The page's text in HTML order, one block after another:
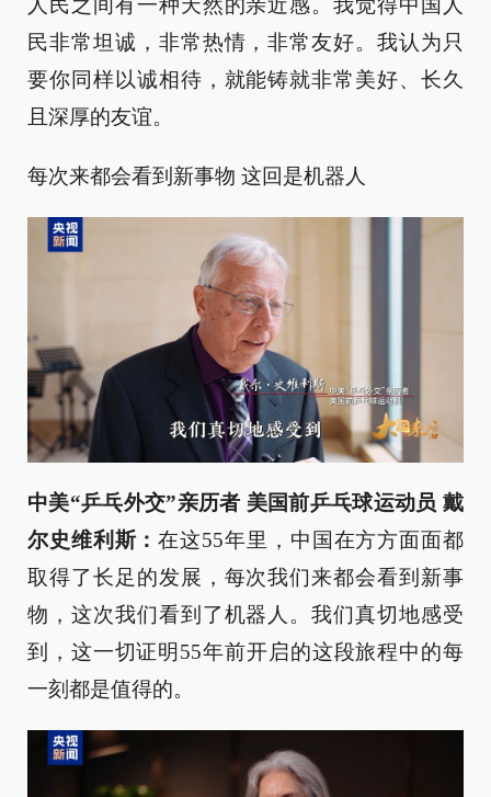
人民之间有一种天然的亲近感。我觉得中国人
民非常坦诚，非常热情，非常友好。我认为只
要你同样以诚相待，就能铸就非常美好、长久
且深厚的友谊。
每次来都会看到新事物 这回是机器人
中美“乒乓外交”亲历者 美国前乒乓球运动员 戴
尔史维利斯：在这55年里，中国在方方面面都
取得了长足的发展，每次我们来都会看到新事
物，这次我们看到了机器人。我们真切地感受
到，这一切证明55年前开启的这段旅程中的每
一刻都是值得的。